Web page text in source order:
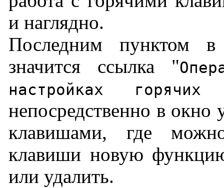
и наглядно.
Последним пунктом
значится ссылка "
настройках горячих
непосредственно в окно
клавишами, где
клавиши новую
или удалить.